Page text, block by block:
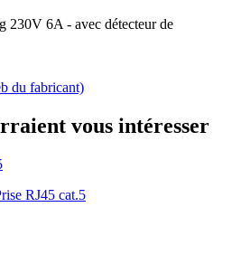
230V 6A - avec détecteur de
du fabricant)
vous intéresser